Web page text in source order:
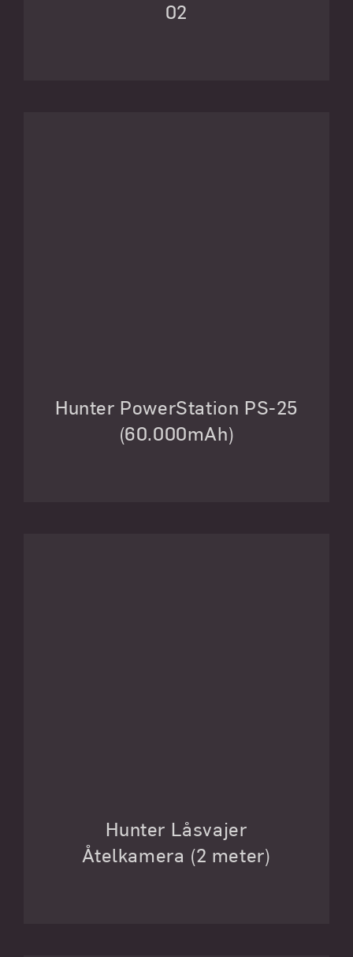
02
Hunter PowerStation PS-25
(60.000mAh)
Hunter Låsvajer
Åtelkamera (2 meter)